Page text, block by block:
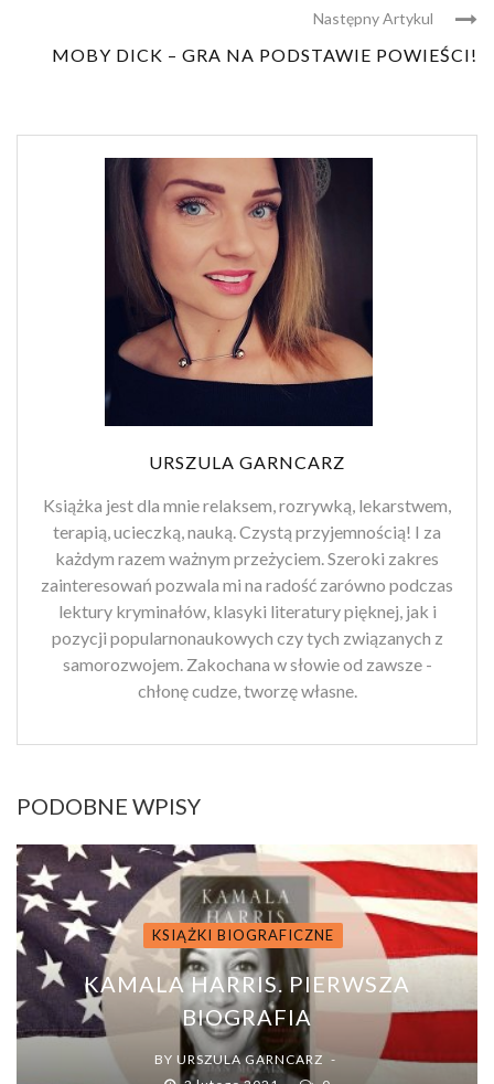
Następny Artykul
MOBY DICK – GRA NA PODSTAWIE POWIEŚCI!
URSZULA GARNCARZ
Książka jest dla mnie relaksem, rozrywką, lekarstwem,
terapią, ucieczką, nauką. Czystą przyjemnością! I za
każdym razem ważnym przeżyciem. Szeroki zakres
zainteresowań pozwala mi na radość zarówno podczas
lektury kryminałów, klasyki literatury pięknej, jak i
pozycji popularnonaukowych czy tych związanych z
samorozwojem. Zakochana w słowie od zawsze -
chłonę cudze, tworzę własne.
PODOBNE WPISY
KSIĄŻKI BIOGRAFICZNE
KAMALA HARRIS. PIERWSZA
BIOGRAFIA
BY URSZULA GARNCARZ